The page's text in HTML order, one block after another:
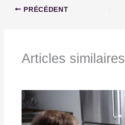
PRÉCÉDENT
Articles similaires